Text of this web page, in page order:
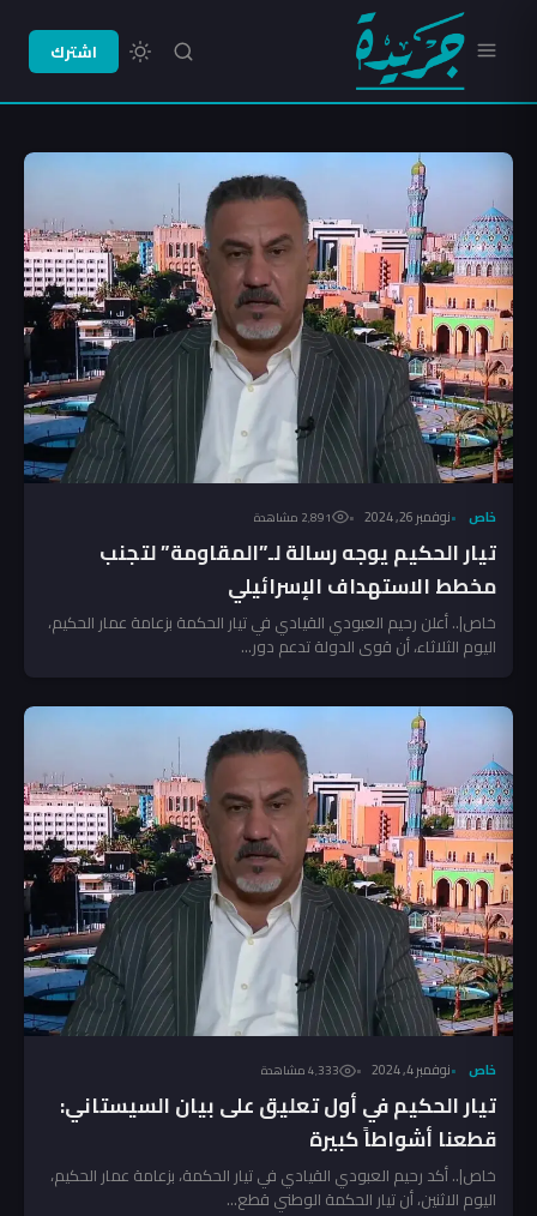
اشترك
خاص نوفمبر 26, 2024 2٬891 مشاهدة
تيار الحكيم يوجه رسالة لـ”المقاومة” لتجنب
مخطط الاستهداف الإسرائيلي
خاص|.. أعلن رحيم العبودي القيادي في تيار الحكمة بزعامة عمار الحكيم،
اليوم الثلاثاء، أن قوى الدولة تدعم دور...
خاص نوفمبر 4, 2024 4٬333 مشاهدة
تيار الحكيم في أول تعليق على بيان السيستاني:
قطعنا أشواطاً كبيرة
خاص|.. أكد رحيم العبودي القيادي في تيار الحكمة، بزعامة عمار الحكيم،
اليوم الاثنين، أن تيار الحكمة الوطني قطع...